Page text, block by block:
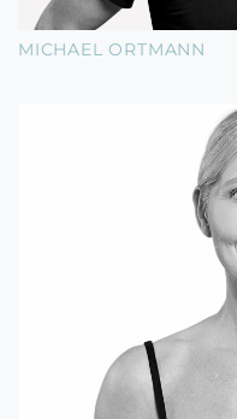
MICHAEL ORTMANN